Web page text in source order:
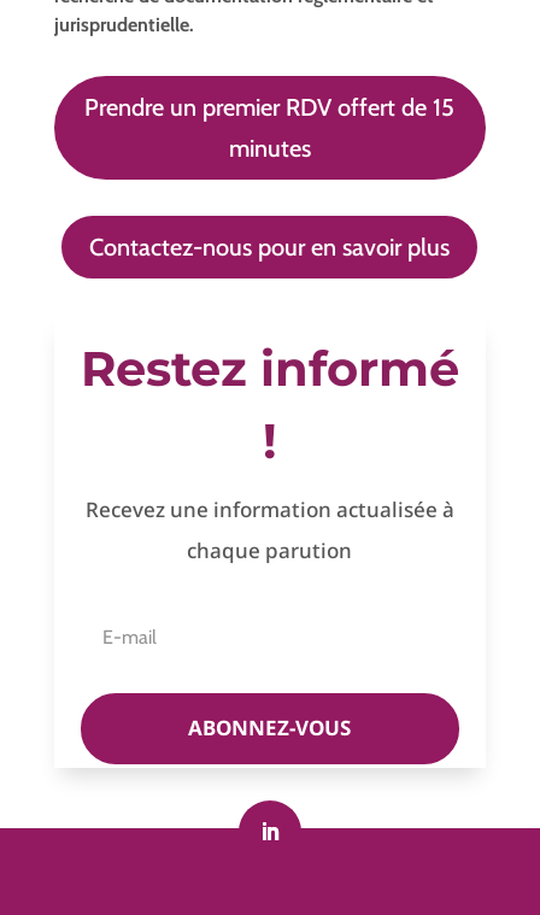
jurisprudentielle.
Prendre un premier RDV offert de 15
minutes
Contactez-nous pour en savoir plus
Restez informé
!
Recevez une information actualisée à
chaque parution
ABONNEZ-VOUS